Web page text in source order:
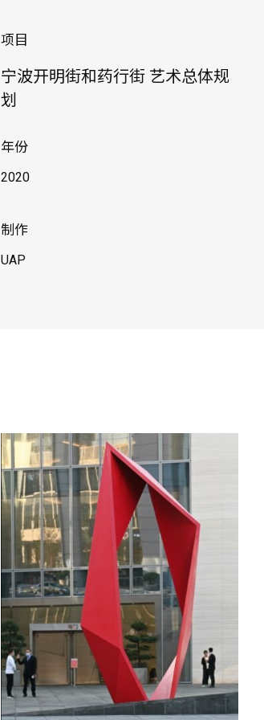
项目
宁波开明街和药行街 艺术总体规
划
年份
2020
制作
UAP